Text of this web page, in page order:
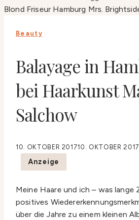
Beauty
Balayage in
bei Haarkunst
Salchow
10. OKTOBER 201710. OKTOBER 2017
Anzeige
Meine Haare und ich – was lange
positives
über die Jahre zu einem kleinen